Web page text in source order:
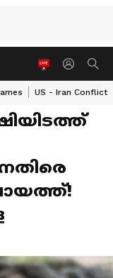
US - Iran Conflict